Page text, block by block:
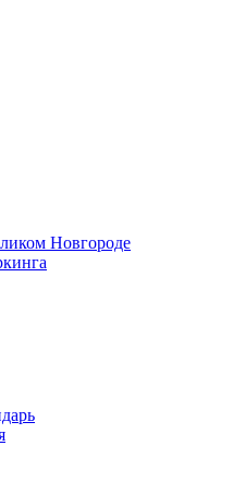
Новгороде